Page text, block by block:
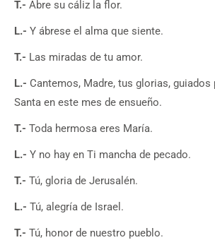
T.- Abre su cáliz la flor.
L.- Y ábrese el alma que siente.
T.- Las miradas de tu amor.
L.- Cantemos, Madre, tus glorias, guiados
Santa en este mes de ensueño.
T.- Toda hermosa eres María.
L.- Y no hay en Ti mancha de pecado.
T.- Tú, gloria de Jerusalén.
L.- Tú, alegría de Israel.
T.- Tú, honor de nuestro pueblo.